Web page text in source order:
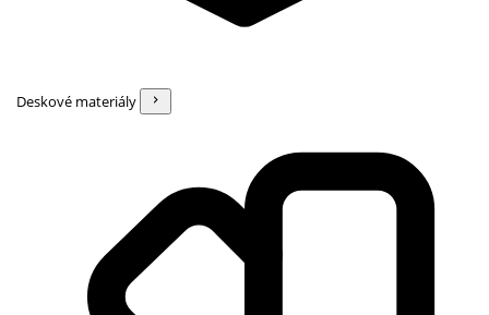
Deskové materiály